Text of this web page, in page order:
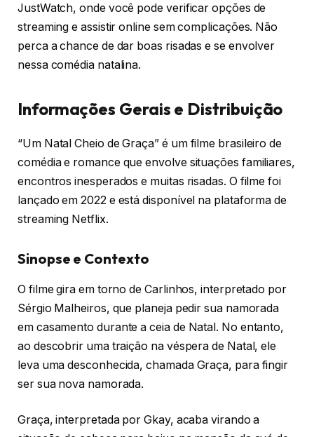
JustWatch, onde você pode verificar opções de
streaming e assistir online sem complicações. Não
perca a chance de dar boas risadas e se envolver
nessa comédia natalina.
Informações Gerais e Distribuição
“Um Natal Cheio de Graça” é um filme brasileiro de
comédia e romance que envolve situações familiares,
encontros inesperados e muitas risadas. O filme foi
lançado em 2022 e está disponível na plataforma de
streaming Netflix.
Sinopse e Contexto
O filme gira em torno de Carlinhos, interpretado por
Sérgio Malheiros, que planeja pedir sua namorada
em casamento durante a ceia de Natal. No entanto,
ao descobrir uma traição na véspera de Natal, ele
leva uma desconhecida, chamada Graça, para fingir
ser sua nova namorada.
Graça, interpretada por Gkay, acaba virando a